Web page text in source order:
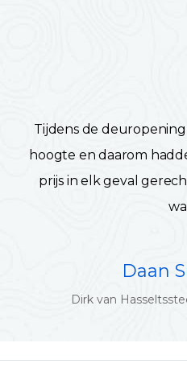
Tijdens de
hoogte en daarom
prijs in elk geval
Daan
Dirk van